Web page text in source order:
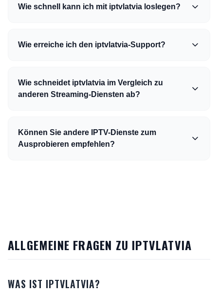
Wie schnell kann ich mit iptvlatvia loslegen?
Wie erreiche ich den iptvlatvia-Support?
Wie schneidet iptvlatvia im Vergleich zu
anderen Streaming-Diensten ab?
Können Sie andere IPTV-Dienste zum
Ausprobieren empfehlen?
ALLGEMEINE FRAGEN ZU IPTVLATVIA
WAS IST IPTVLATVIA?